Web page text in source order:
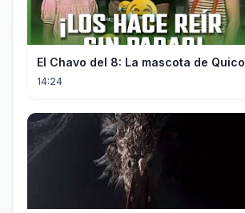
El Chavo del 8: La mascota de Quico
14:24